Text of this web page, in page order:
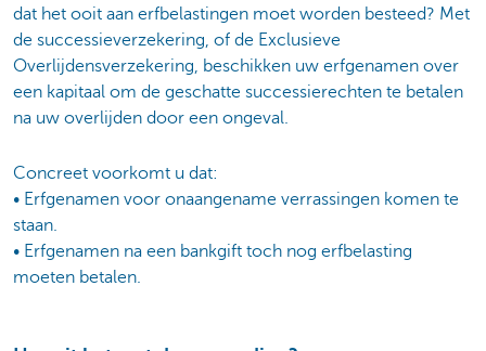
dat het ooit aan erfbelastingen moet worden besteed? Met
de successieverzekering, of de Exclusieve
Overlijdensverzekering, beschikken uw erfgenamen over
een kapitaal om de geschatte successierechten te betalen
na uw overlijden door een ongeval.
Concreet voorkomt u dat:
• Erfgenamen voor onaangename verrassingen komen te
staan.
• Erfgenamen na een bankgift toch nog erfbelasting
moeten betalen.